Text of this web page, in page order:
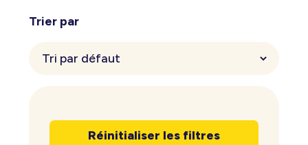
Trier par
Réinitialiser les filtres